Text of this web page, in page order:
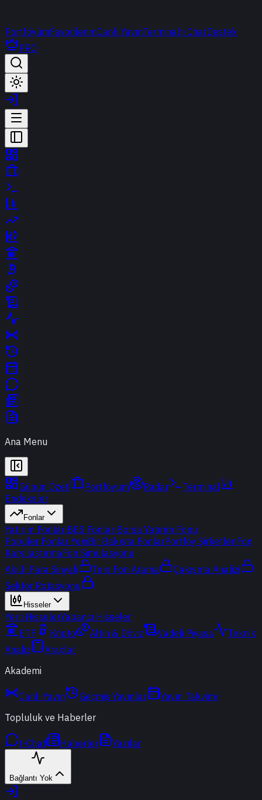
PortföyümFavorilerimCanlı YayınTerminalt-ChatDestek
PRO
Ana Menu
Günün Özeti Portföyüm Radar
Terminal
Endeksler
Fonlar
Yatırım FonlarıBES FonlarıBorsa Yatırım Fonu
Popüler Fonlar YeniBir Bakışta FonlarPortföy ŞirketleriFon
KarşılaştırmaFon Simülasyonu
Akıllı Para Sinyali
Ters Fon Arama
Çakışma Analizi
Sektör Rotasyonu
Hisseler
Yerli HisselerYabancı Hisseler
ETF
Kripto Altın & Döviz Vadeli Piyasa
Teknik
Analiz
Araçlar
Akademi
Canlı Yayın Geçmiş Yayınlar
Yayın Takvimi
Topluluk ve Haberler
t-Chat Haberler Yazılar
Bağlantı Yok